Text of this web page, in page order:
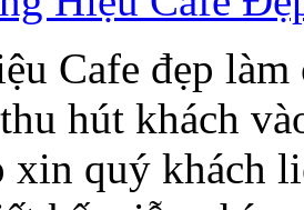
Cafe đẹp
hút khách
xin quý khách